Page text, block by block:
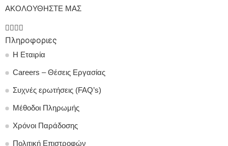
ΑΚΟΛΟΥΘΗΣΤΕ ΜΑΣ
Πληροφοριες
Η Εταιρία
Careers – Θέσεις Εργασίας
Συχνές ερωτήσεις (FAQ’s)
Μέθοδοι Πληρωμής
Χρόνοι Παράδοσης
Πολιτική Επιστροφών